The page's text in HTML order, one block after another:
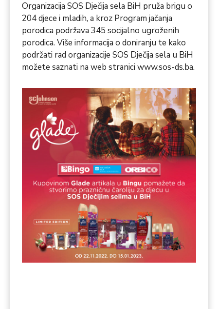
Organizacija SOS Dječija sela BiH pruža brigu o
204 djece i mladih, a kroz Program jačanja
porodica podržava 345 socijalno ugroženih
porodica. Više informacija o doniranju te kako
podržati rad organizacije SOS Dječija sela u BiH
možete saznati na web straniciwww.sos-ds.ba.